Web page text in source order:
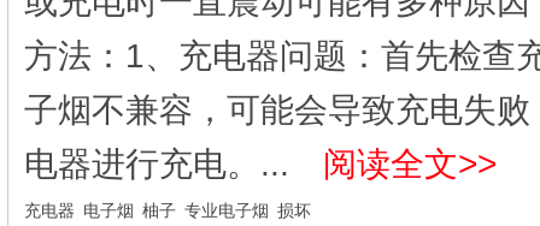
方法：1、充电器问题：首先检查
子烟不兼容，可能会导致充电失
电器进行充电。...
阅读全文>>
充电器 电子烟 柚子 专业电子烟 损坏